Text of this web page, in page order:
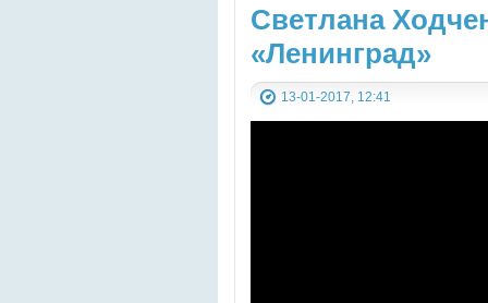
Светлана
«Ленинград»
13-01-2017, 12:41